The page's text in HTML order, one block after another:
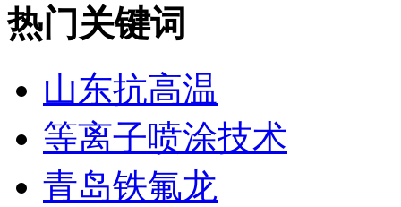
热门关键词
山东抗高温
等离子喷涂技术
青岛铁氟龙